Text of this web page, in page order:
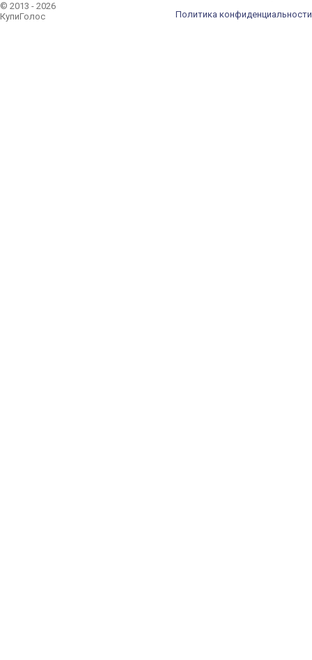
© 2013 - 2026
КупиГолос
Политика конфиденциальности